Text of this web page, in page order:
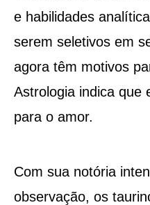
e habilidades
serem seletivos em
agora têm motivos
Astrologia indica que
para o amor.
Com sua notória
observação, os